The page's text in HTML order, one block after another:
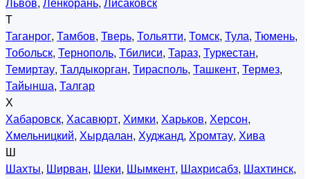
Т
Таганрог, Тамбов, Тверь, Тольятти, Томск, Тула, Тюмень,
Тобольск, Тернополь, Тбилиси, Тараз, Туркестан,
Темиртау, Талдыкорган, Тирасполь, Ташкент, Термез,
Тайынша, Талгар
Х
Хабаровск, Хасавюрт, Химки, Харьков, Херсон,
Хмельницкий, Хырдалан, Худжанд, Хромтау, Хива
Ш
Шахты, Ширван, Шеки, Шымкент, Шахрисабз, Шахтинск,